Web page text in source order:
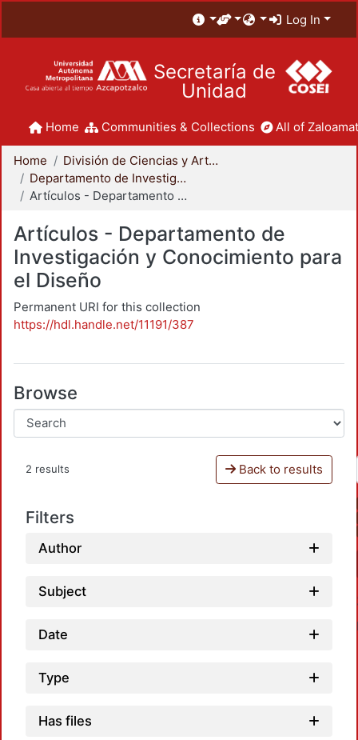
Log In
Secretaría de
Unidad
Home Communities & Collections All of
Home
División de Ciencias y Artes para el Diseño
Departamento de Investigación y Conocimiento para el Diseño
Artículos - Departamento de Investigación y Conocimiento para el Diseño
Artículos - Departamento de
Investigación y Conocimiento para
el Diseño
Permanent URI for this collection
https://hdl.handle.net/11191/387
Browse
2 results Back to results
Filters
Author
Subject
Date
Type
Has files